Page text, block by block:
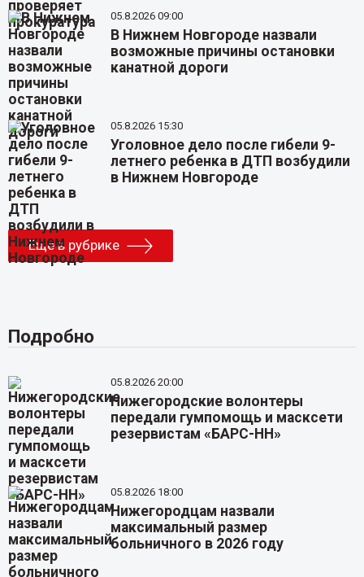
05.8.2026 09:00
В Нижнем Новгороде назвали
возможные причины остановки
канатной дороги
05.8.2026 15:30
Уголовное дело после гибели 9-
летнего ребенка в ДТП возбудили
в Нижнем Новгороде
Еще в рубрике
Подробно
05.8.2026 20:00
Нижегородские волонтеры
передали гумпомощь и масксети
резервистам «БАРС-НН»
05.8.2026 18:00
Нижегородцам назвали
максимальный размер
больничного в 2026 году